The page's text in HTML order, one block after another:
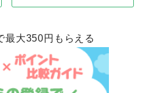
最大350円もらえる